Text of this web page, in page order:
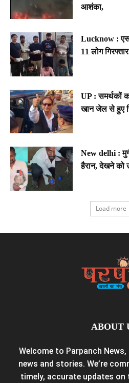
आशंका,
Lucknow :
11 लोग गिरफ्तार
UP : समर्थकों
खान जेल से हुए
New delhi :
हैरान, देखने को
Load more
ABOUT
Welcome to Parpanch
news and stories. We’re
timely, accurate updates on